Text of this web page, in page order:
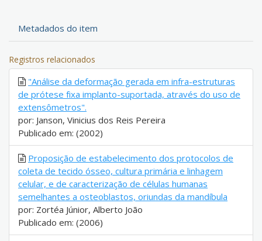
Metadados do item
Registros relacionados
"Análise da deformação gerada em infra-estruturas
de prótese fixa implanto-suportada, através do uso de
extensômetros".
por: Janson, Vinicius dos Reis Pereira
Publicado em: (2002)
Proposição de estabelecimento dos protocolos de
coleta de tecido ósseo, cultura primária e linhagem
celular, e de caracterização de células humanas
semelhantes a osteoblastos, oriundas da mandíbula
por: Zortéa Júnior, Alberto João
Publicado em: (2006)